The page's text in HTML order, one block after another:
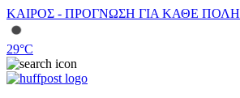
ΚΑΙΡΟΣ - ΠΡΟΓΝΩΣΗ ΓΙΑ ΚΑΘΕ ΠΟΛΗ
29°C